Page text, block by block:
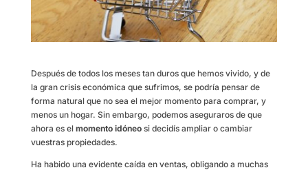
Después de todos los meses tan duros que hemos vivido, y de
la gran crisis económica que sufrimos, se podría pensar de
forma natural que no sea el mejor momento para comprar, y
menos un hogar. Sin embargo, podemos aseguraros de que
ahora es el momento idóneosi decidís ampliar o cambiar
vuestras propiedades.
Ha habido una evidente caída en ventas, obligando a muchas